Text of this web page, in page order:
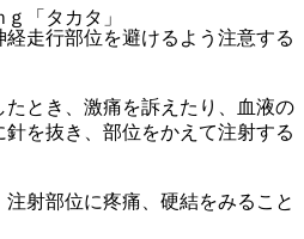
「タカタ」
走行部位を避けるよう注意する
とき、激痛を訴えたり、血液の
を抜き、部位をかえて注射する
射部位に疼痛、硬結をみること